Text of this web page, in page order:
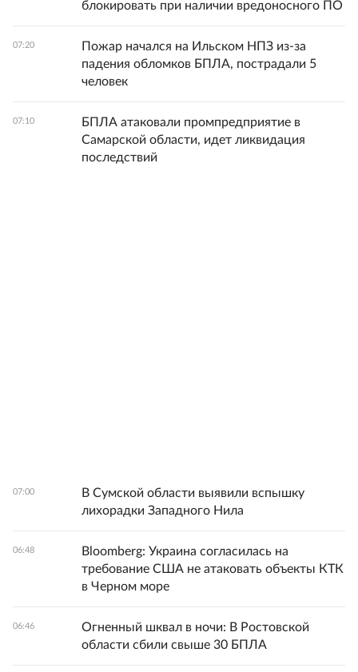
блокировать при наличии вредоносного ПО
07:20
Пожар начался на Ильском НПЗ из-за
падения обломков БПЛА, пострадали 5
человек
07:10
БПЛА атаковали промпредприятие в
Самарской области, идет ликвидация
последствий
07:00
В Сумской области выявили вспышку
лихорадки Западного Нила
06:48
Bloomberg: Украина согласилась на
требование США не атаковать объекты КТК
в Черном море
06:46
Огненный шквал в ночи: В Ростовской
области сбили свыше 30 БПЛА